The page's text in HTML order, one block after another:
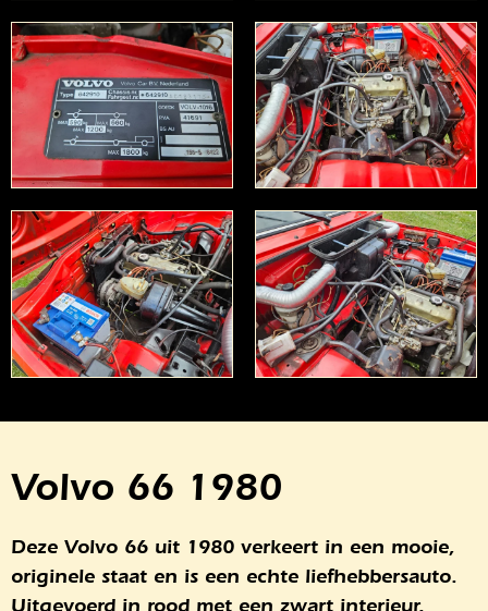
Volvo 66 1980
Deze Volvo 66 uit 1980 verkeert in een mooie,
originele staat en is een echte liefhebbersauto.
Uitgevoerd in rood met een zwart interieur,